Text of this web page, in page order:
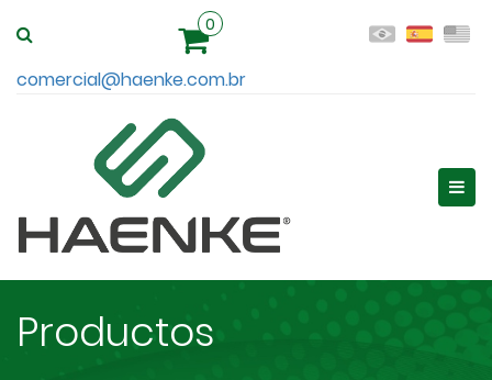
0
comercial@haenke.com.br
Productos